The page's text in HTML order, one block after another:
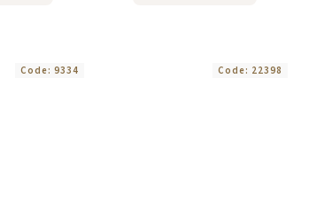
Code: 9334 Code: 22398